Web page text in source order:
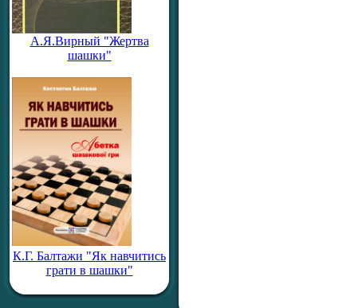
А.Я.Вирный "Жертва
шашки"
К.Г. Балтажи "Як навчитись
грати в шашки"